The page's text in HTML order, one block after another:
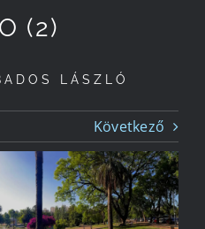
(2)
LÁSZLÓ
Következő